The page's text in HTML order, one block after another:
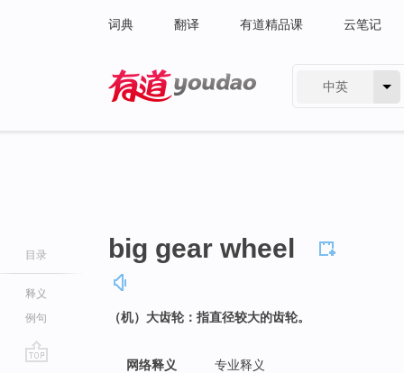
词典 翻译 有道精品课 云笔记
中英
目录
释义
例句
big gear wheel
（机）大齿轮：指直径较大的齿轮。
网络释义 专业释义